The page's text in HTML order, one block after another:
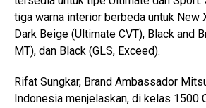
tiga warna interior berbeda untuk New
Dark Beige (Ultimate CVT), Black and
MT), dan Black (GLS, Exceed).
Rifat Sungkar, Brand Ambassador
Indonesia menjelaskan, di kelas 1500